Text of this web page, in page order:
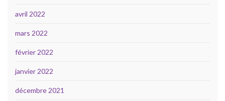
avril 2022
mars 2022
février 2022
janvier 2022
décembre 2021